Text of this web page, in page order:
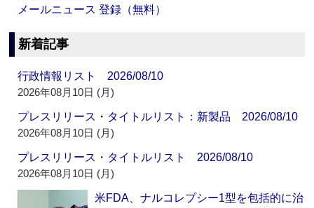
メールニュース 登録（無料）
新着記事
行政情報リスト 2026/08/10
2026年08月10日 (月)
プレスリリース・タイトルリスト：新製品 2026/08/10
2026年08月10日 (月)
プレスリリース・タイトルリスト 2026/08/10
2026年08月10日 (月)
米FDA、ナルコレプシー1型を包括的に治